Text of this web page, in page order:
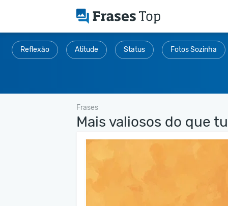
Reflexão Atitude Status Fotos Sozinha
Frases
Mais valiosos do que